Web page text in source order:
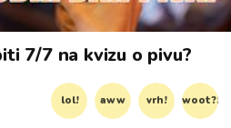
7/7 na kvizu o pivu?
lol! aww vrh! woot?!